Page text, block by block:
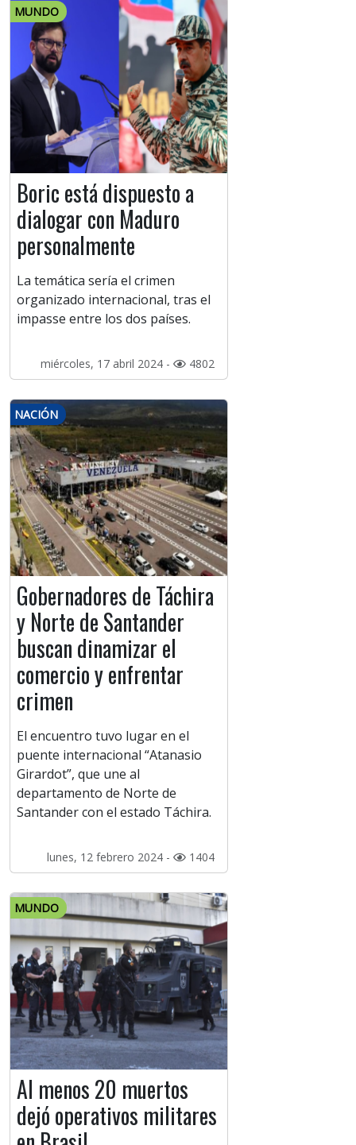
MUNDO
Boric está dispuesto a
dialogar con Maduro
personalmente
La temática sería el crimen
organizado internacional, tras el
impasse entre los dos países.
miércoles, 17 abril 2024 - 4802
NACIÓN
Gobernadores de Táchira
y Norte de Santander
buscan dinamizar el
comercio y enfrentar
crimen
El encuentro tuvo lugar en el
puente internacional “Atanasio
Girardot”, que une al
departamento de Norte de
Santander con el estado Táchira.
lunes, 12 febrero 2024 - 1404
MUNDO
Al menos 20 muertos
dejó operativos militares